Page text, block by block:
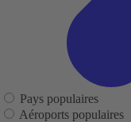
Pays populaires
Aéroports populaires